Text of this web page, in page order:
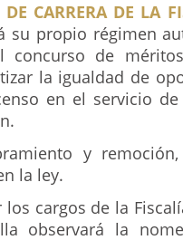
CARRERA DE LA
su propio régimen
de
la igualdad de
en el servicio
y
la ley.
cargos de la
observará la